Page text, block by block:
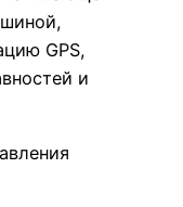
GPS,
и